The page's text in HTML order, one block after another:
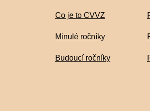
Co je to CVVZ
Minulé ročníky
Budoucí ročníky